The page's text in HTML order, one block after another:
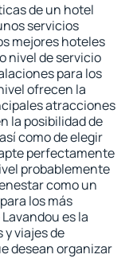
de un hotel
servicios
mejores hoteles
nivel de servicio
para los
ofrecen la
atracciones
la posibilidad de
como de elegir
perfectamente
probablemente
como un
los más
es la
viajes de
desean organizar